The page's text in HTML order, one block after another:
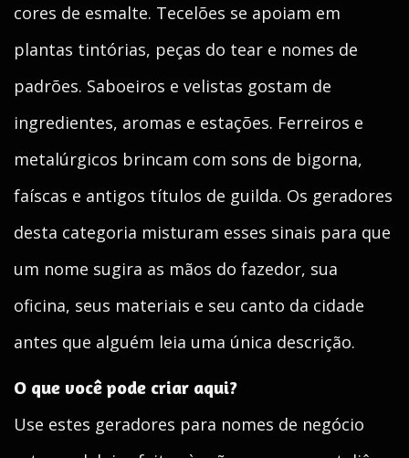
cores de esmalte. Tecelões se apoiam em
plantas tintórias, peças do tear e nomes de
padrões. Saboeiros e velistas gostam de
ingredientes, aromas e estações. Ferreiros e
metalúrgicos brincam com sons de bigorna,
faíscas e antigos títulos de guilda. Os geradores
desta categoria misturam esses sinais para que
um nome sugira as mãos do fazedor, sua
oficina, seus materiais e seu canto da cidade
antes que alguém leia uma única descrição.
O que você pode criar aqui?
Use estes geradores para nomes de negócio